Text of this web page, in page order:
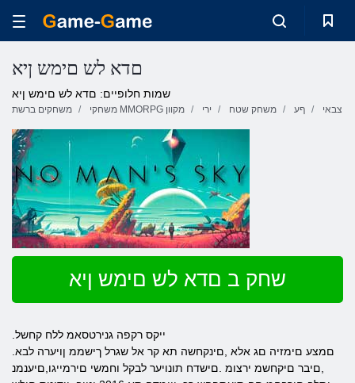
םדא לש םימש ןיא
שמות חלופיים: םדא לש םימש ןיא
משחקים ברשת משחקי MMORPG מקוון ירי משחק שטח ףע צבאי
שחק ב םדא לש םימש ןיא
.ייקס רקפה גנירטסאמ ללח קחשל
,םיבר םיקחשמ ירצומ .םישדח תונויער לבקל וחמשי םירמייגו,םיענמנ